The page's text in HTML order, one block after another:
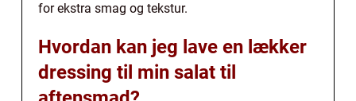
for ekstra smag og tekstur.
Hvordan kan jeg lave en lækker
dressing til min salat til